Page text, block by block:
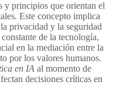
y principios que orientan el
Este concepto implica
privacidad y la seguridad
de la tecnología,
en la mediación entre la
por los valores humanos.
en IA al momento de
decisiones críticas en